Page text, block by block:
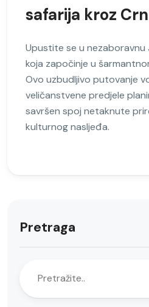
safarija kroz
Upustite se u
koja započinje u
Ovo uzbudljivo putovanje
veličanstvene predjele
savršen spoj netaknute
kulturnog nasljeđa.
Pretraga